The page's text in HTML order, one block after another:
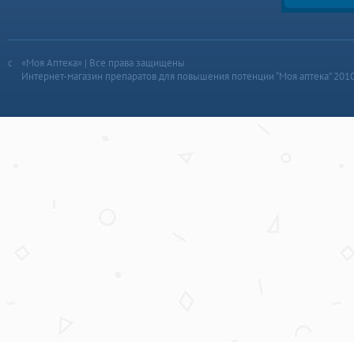
«Моя Аптека» | Все права защищены
Интернет-магазин препаратов для повышения потенции “Моя аптека”